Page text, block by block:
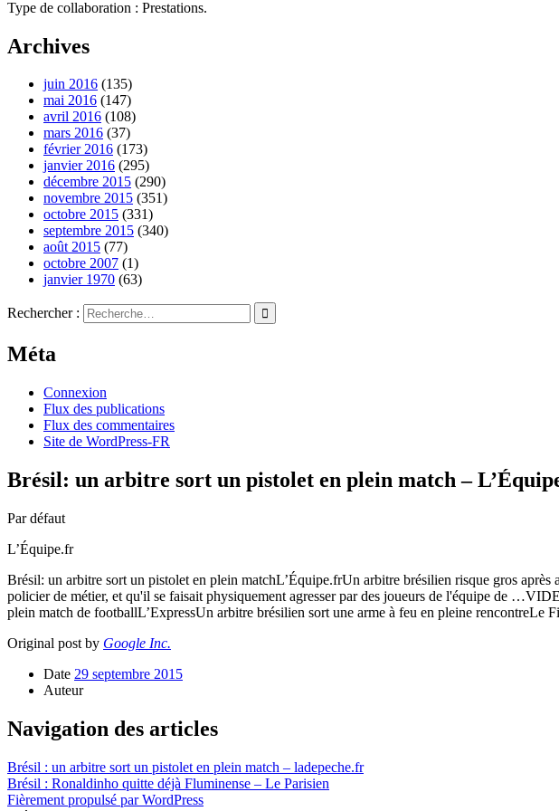
Type de collaboration : Prestations.
Archives
juin 2016 (135)
mai 2016 (147)
avril 2016 (108)
mars 2016 (37)
février 2016 (173)
janvier 2016 (295)
décembre 2015 (290)
novembre 2015 (351)
octobre 2015 (331)
septembre 2015 (340)
août 2015 (77)
octobre 2007 (1)
janvier 1970 (63)
Rechercher :
Méta
Connexion
Flux des publications
Flux des commentaires
Site de WordPress-FR
Brésil: un arbitre sort un pistolet en plein match –
Par défaut
L’Équipe.fr
Brésil: un arbitre sort un pistolet en plein matchL’Équipe.frUn arbitre brésilien risque gros
policier de métier, et qu'il se faisait physiquement agresser par des joueurs de l'équipe de
plein match de footballL’ExpressUn arbitre brésilien sort une arme à feu en pleine rencontreLe
Original post by Google Inc.
Date 29 septembre 2015
Auteur
Navigation des articles
Brésil : un arbitre sort un pistolet en plein match – ladepeche.fr
Brésil : Ronaldinho quitte déjà Fluminense – Le Parisien
Fièrement propulsé par WordPress